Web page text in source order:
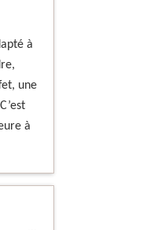
à
une
à